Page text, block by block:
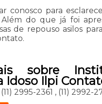
conosco para
Além do que já foi
de repouso asilos
sobre
Idoso Ilpi
(11) 2995-2361 , (11) 2992-